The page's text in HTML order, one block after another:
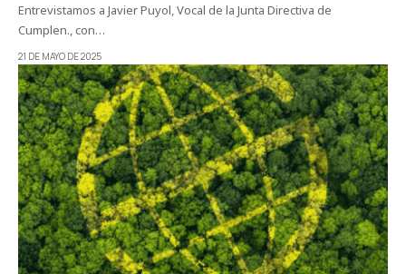
Entrevistamos a Javier Puyol, Vocal de la Junta Directiva de
Cumplen., con…
21 DE MAYO DE 2025